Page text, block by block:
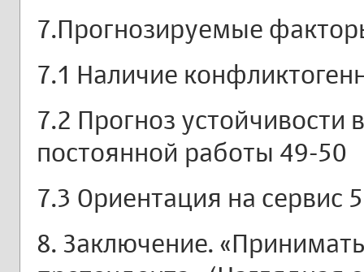
7.Прогнозируемые
7.1 Наличие
7.2 Прогноз устойчивости
постоянной работы 49-50
7.3 Ориентация на сервис
8. Заключение.